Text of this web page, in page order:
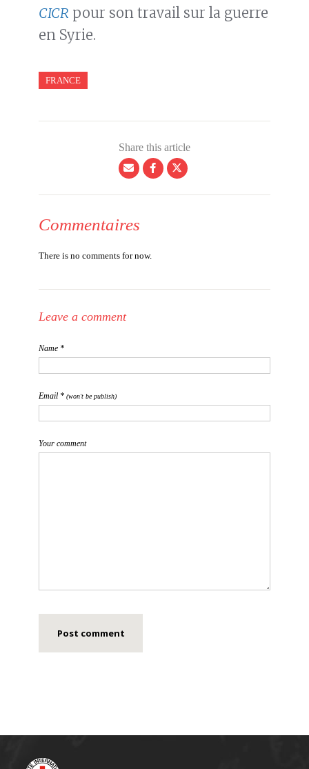
CICR pour son travail sur la guerre
en Syrie.
FRANCE
Share this article
Commentaires
There is no comments for now.
Leave a comment
Name *
Email * (won't be publish)
Your comment